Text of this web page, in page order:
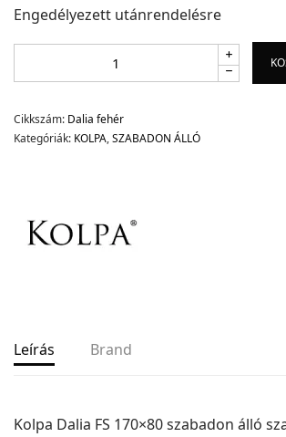
Engedélyezett utánrendelésre
Cikkszám: Dalia fehér
Kategóriák: KOLPA,SZABADON ÁLLÓ
Leírás Brand
Kolpa Dalia FS 170×80 szabadon álló